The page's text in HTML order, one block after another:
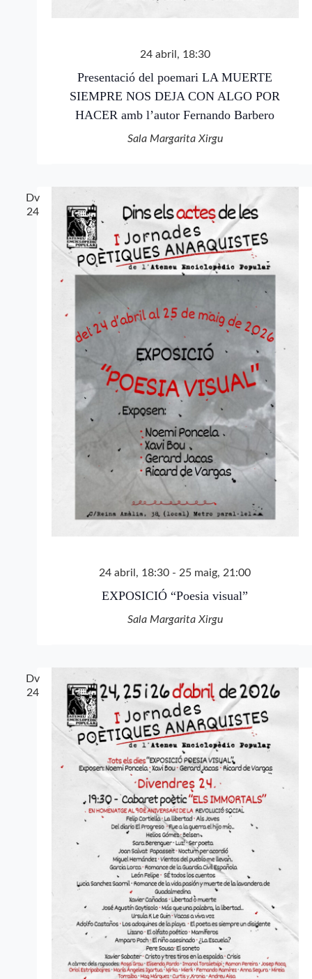
24 abril, 18:30
Presentació del poemari LA MUERTE
SIEMPRE NOS DEJA CON ALGO POR
HACER amb l’autor Fernando Barbero
Sala Margarita Xirgu
Dv
24
24 abril, 18:30 - 25 maig, 21:00
EXPOSICIÓ “Poesia visual”
Sala Margarita Xirgu
Dv
24